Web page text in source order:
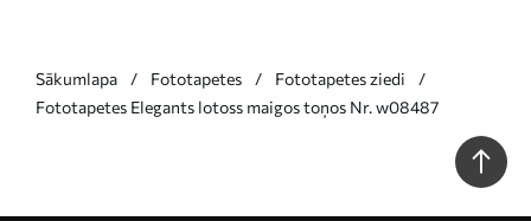
Sākumlapa Fototapetes
Fototapetes ziedi
Fototapetes Elegants lotoss maigos toņos Nr. w08487